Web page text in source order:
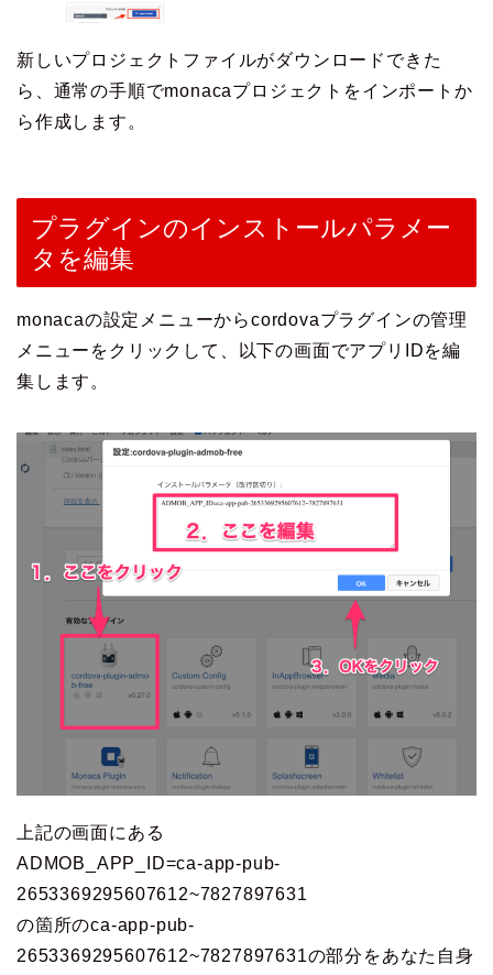
新しいプロジェクトファイルがダウンロードできた
ら、通常の手順でmonacaプロジェクトをインポートか
ら作成します。
プラグインのインストールパラメー
タを編集
monacaの設定メニューからcordovaプラグインの管理
メニューをクリックして、以下の画面でアプリIDを編
集します。
上記の画面にある
ADMOB_APP_ID=ca-app-pub-
2653369295607612~7827897631
の箇所のca-app-pub-
2653369295607612~7827897631の部分をあなた自身